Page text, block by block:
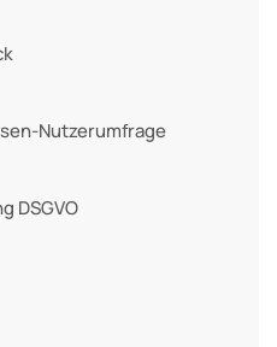
Nutzerumfrage
DSGVO